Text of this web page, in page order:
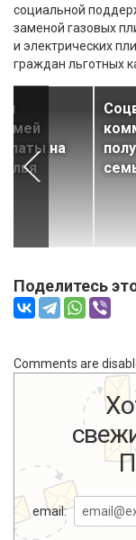
социальной
заменой газовых
и электрических
граждан льготных
на
Поделитесь
Comments are
email: